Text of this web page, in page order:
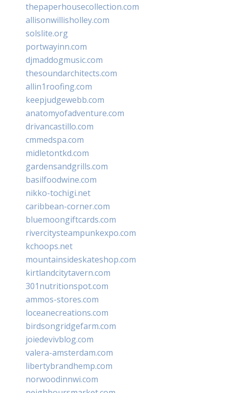
thepaperhousecollection.com
allisonwillisholley.com
solslite.org
portwayinn.com
djmaddogmusic.com
thesoundarchitects.com
allin1roofing.com
keepjudgewebb.com
anatomyofadventure.com
drivancastillo.com
cmmedspa.com
midletontkd.com
gardensandgrills.com
basilfoodwine.com
nikko-tochigi.net
caribbean-corner.com
bluemoongiftcards.com
rivercitysteampunkexpo.com
kchoops.net
mountainsideskateshop.com
kirtlandcitytavern.com
301nutritionspot.com
ammos-stores.com
loceanecreations.com
birdsongridgefarm.com
joiedevivblog.com
valera-amsterdam.com
libertybrandhemp.com
norwoodinnwi.com